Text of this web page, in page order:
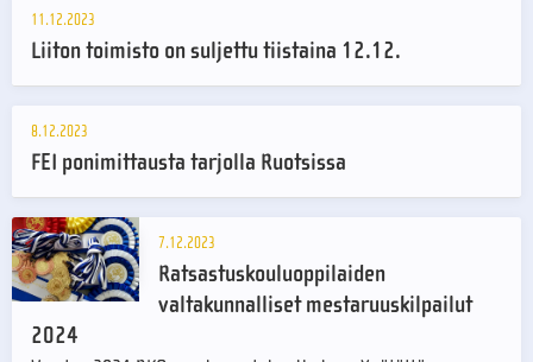
11.12.2023
Liiton toimisto on suljettu tiistaina 12.12.
8.12.2023
FEI ponimittausta tarjolla Ruotsissa
7.12.2023
Ratsastuskouluoppilaiden
valtakunnalliset mestaruuskilpailut
2024